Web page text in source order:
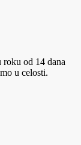
od 14 dana
u celosti.